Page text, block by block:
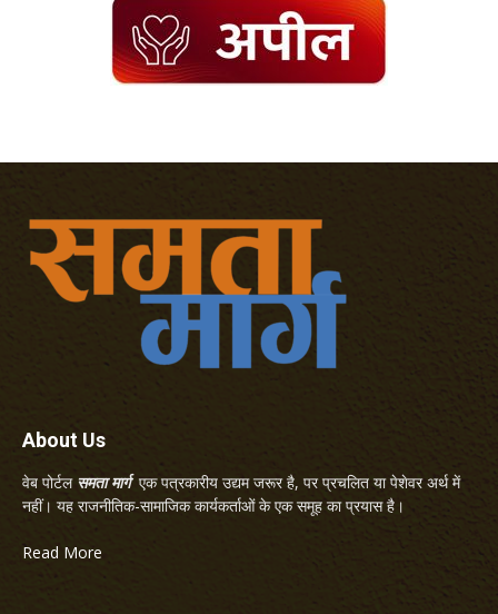
About Us
वेब पोर्टल समता मार्गएक पत्रकारीय उद्यम जरूर है, पर प्रचलित या पेशेवर अर्थ में
नहीं। यह राजनीतिक-सामाजिक कार्यकर्ताओं के एक समूह का प्रयास है।
Read More